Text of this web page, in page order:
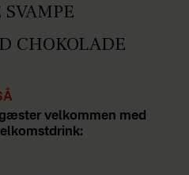
CHOKOLADE
velkommen med